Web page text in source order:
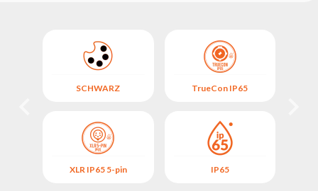
SCHWARZ
XLR IP65 5-pin
TrueCon IP65
IP65